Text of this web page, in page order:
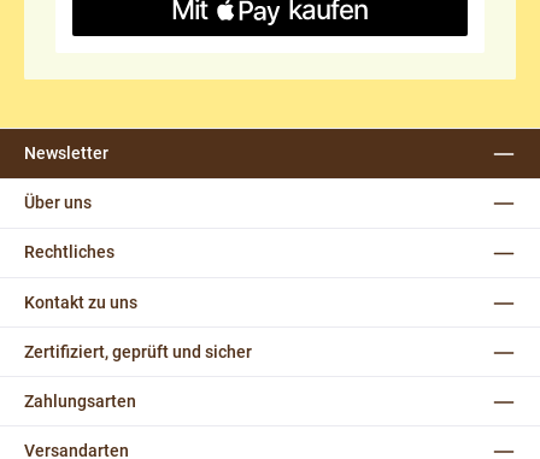
Newsletter
Über uns
Rechtliches
Kontakt zu uns
Zertifiziert, geprüft und sicher
Zahlungsarten
Versandarten